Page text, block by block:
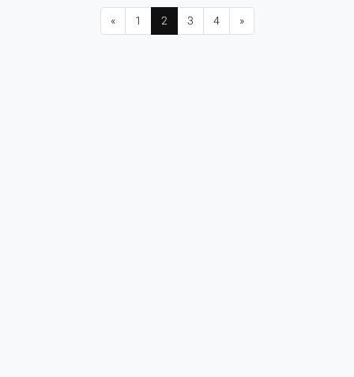
« 1 2 3 4 »